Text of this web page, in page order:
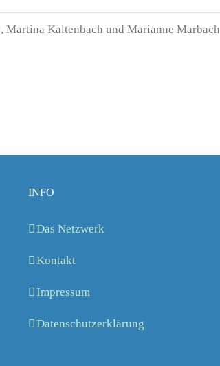
Martina Kaltenbach und Marianne Marbach
INFO
Das Netzwerk
Kontakt
Impressum
Datenschutzerklärung